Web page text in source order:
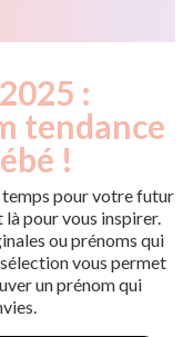
:
tendance
!
temps pour votre futur
pour vous inspirer.
ou prénoms qui
vous permet
un prénom qui